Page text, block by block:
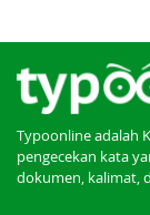
Typoonline adalah
pengecekan kata
dokumen, kalimat,